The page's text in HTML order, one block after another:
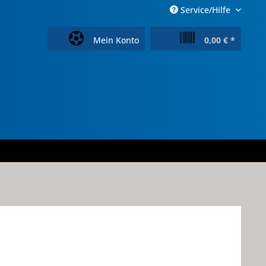
Service/Hilfe
Mein Konto 0,00 € *